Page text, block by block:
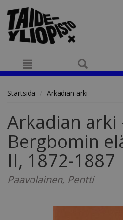
Startsida Arkadian arki
Arkadian
Bergbomin
II, 1872-1887
Paavolainen, Pentti